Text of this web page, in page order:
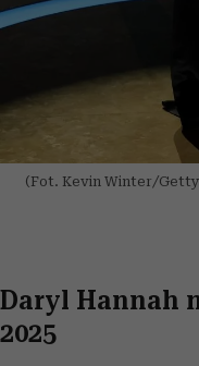
(Fot. Kevin Winter/
Daryl Hannah
2025